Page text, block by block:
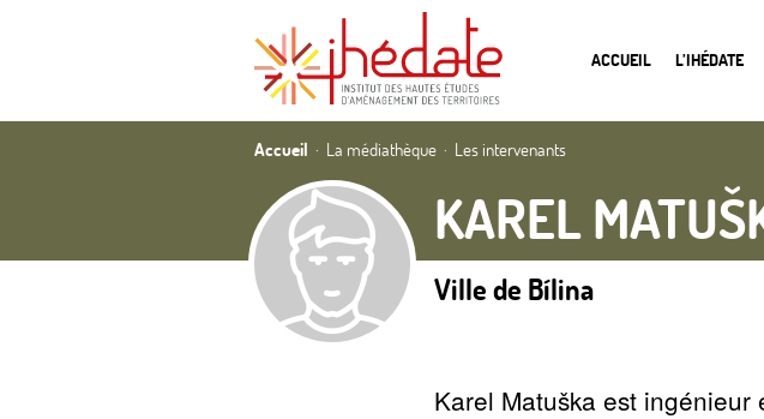
ACCUEIL L’IHÉDATE
Accueil La médiathèque Les intervenants
KAREL
Ville de Bílina
Karel Matuška est